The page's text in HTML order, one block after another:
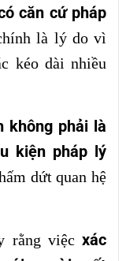
căn cứ pháp
là lý do vì
kéo dài nhiều
không phải là
kiện pháp lý
dứt quan hệ
rằng việcxác